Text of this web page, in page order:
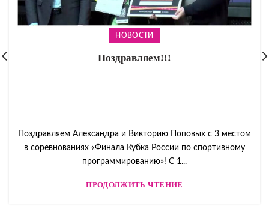
НОВОСТИ
Поздравляем!!!
Поздравляем Александра и Викторию Поповых с 3 местом
в соревнованиях «Финала Кубка России по спортивному
программированию»! С 1...
ПРОДОЛЖИТЬ ЧТЕНИЕ